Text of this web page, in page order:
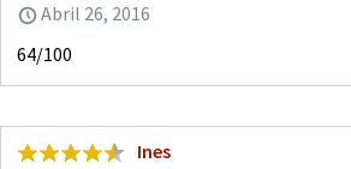
Abril 26, 2016
64/100
Ines